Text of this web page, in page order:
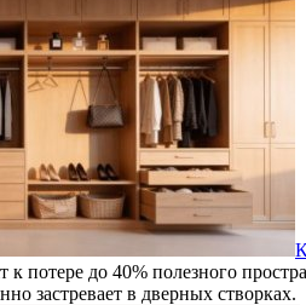
потере до 40% полезного
застревает в дверных створках.